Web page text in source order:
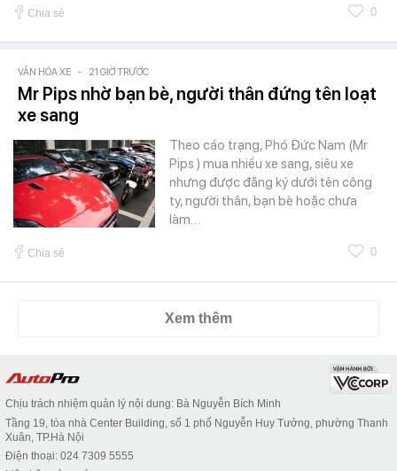
Chia sẻ 0
VĂN HÓA XE - 21 GIỜ TRƯỚC
Mr Pips nhờ bạn bè, người thân đứng tên loạt
xe sang
Theo cáo trạng, Phó Đức Nam (Mr
Pips ) mua nhiều xe sang, siêu xe
nhưng được đăng ký dưới tên công
ty, người thân, bạn bè hoặc chưa
làm…
Chia sẻ 0
Xem thêm
Chịu trách nhiệm quản lý nội dung: Bà Nguyễn Bích Minh
Tầng 19, tòa nhà Center Building, số 1 phố Nguyễn Huy Tưởng, phường Thanh
Xuân, TP.Hà Nội
Điện thoại: 024 7309 5555